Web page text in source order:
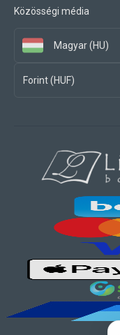
Közösségi média
Magyar (HU)
Forint (HUF)